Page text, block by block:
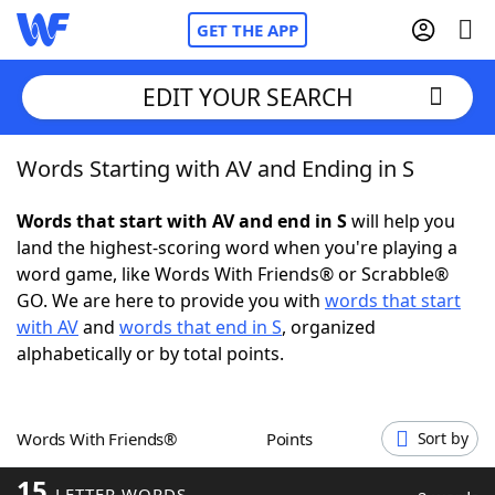
GET THE APP
Home
Words With FriendsCheat
NYT Crossplay Cheat
ScrabbleHelpers
Word GamesHelpers
EDIT YOUR SEARCH
Words Starting with AV and Ending in S
Words that start with AV and end in Swill help you
land the highest-scoring word when you're playing a
word game, like Words With Friends® or Scrabble®
GO. We are here to provide you with words that start
with AVand words that end in S, organized
alphabetically or by total points.
Words With Friends® Points Sort by